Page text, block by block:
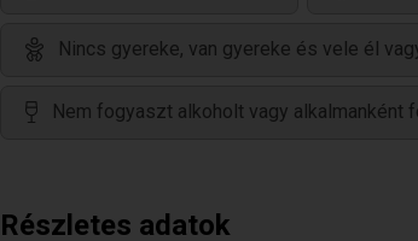
Nincs gyereke, van gyereke és vele él
Nem fogyaszt alkoholt vagy alkalmanként
Részletes adatok